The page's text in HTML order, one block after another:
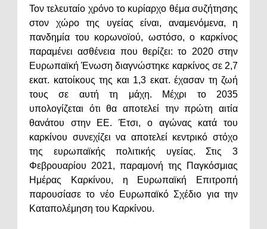
Τον τελευταίο χρόνο το κυρίαρχο θέμα συζήτησης
στον χώρο της υγείας είναι, αναμενόμενα, η
πανδημία του κορωνοϊού, ωστόσο, ο καρκίνος
παραμένει ασθένεια που θερίζει: το 2020 στην
Ευρωπαϊκή Ένωση διαγνώστηκε καρκίνος σε 2,7
εκατ. κατοίκους της και 1,3 εκατ. έχασαν τη ζωή
τους σε αυτή τη μάχη. Mέχρι το 2035
υπολογίζεται ότι θα αποτελεί την πρώτη αιτία
θανάτου στην ΕΕ. Έτσι, ο αγώνας κατά του
καρκίνου συνεχίζει να αποτελεί κεντρικό στόχο
της ευρωπαϊκής πολιτικής υγείας. Στις 3
Φεβρουαρίου 2021, παραμονή της Παγκόσμιας
Ημέρας Καρκίνου, η Ευρωπαϊκή Επιτροπή
παρουσίασε το νέο Ευρωπαϊκό Σχέδιο για την
Καταπολέμηση του Καρκίνου.